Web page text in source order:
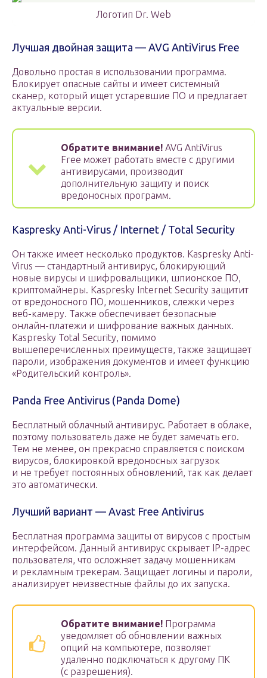
Логотип Dr. Web
Лучшая двойная защита — AVG AntiVirus Free
Довольно простая в использовании программа.
Блокирует опасные сайты и имеет системный
сканер, который ищет устаревшие ПО и предлагает
актуальные версии.
Обратите внимание! AVG AntiVirus
Free может работать вместе с другими
антивирусами, производит
дополнительную защиту и поиск
вредоносных программ.
Kaspresky Anti-Virus / Internet / Total Security
Он также имеет несколько продуктов. Kaspresky Anti-
Virus — стандартный антивирус, блокирующий
новые вирусы и шифровальщики, шпионское ПО,
криптомайнеры. Kaspresky Internet Security защитит
от вредоносного ПО, мошенников, слежки через
веб-камеру. Также обеспечивает безопасные
онлайн-платежи и шифрование важных данных.
Kaspresky Total Security, помимо
вышеперечисленных преимуществ, также защищает
пароли, изображения документов и имеет функцию
«Родительский контроль».
Panda Free Antivirus (Panda Dome)
Бесплатный облачный антивирус. Работает в облаке,
поэтому пользователь даже не будет замечать его.
Тем не менее, он прекрасно справляется с поиском
вирусов, блокировкой вредоносных загрузок
и не требует постоянных обновлений, так как делает
это автоматически.
Лучший вариант — Avast Free Antivirus
Бесплатная программа защиты от вирусов с простым
интерфейсом. Данный антивирус скрывает IP-адрес
пользователя, что осложняет задачу мошенникам
и рекламным трекерам. Защищает логины и пароли,
анализирует неизвестные файлы до их запуска.
Обратите внимание! Программа
уведомляет об обновлении важных
опций на компьютере, позволяет
удаленно подключаться к другому ПК
(с разрешения).